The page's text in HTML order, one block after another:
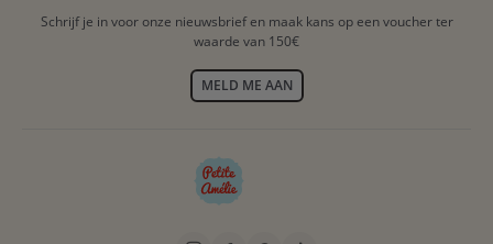
Schrijf je in voor onze nieuwsbrief en maak kans op een voucher ter
waarde van 150€
MELD ME AAN